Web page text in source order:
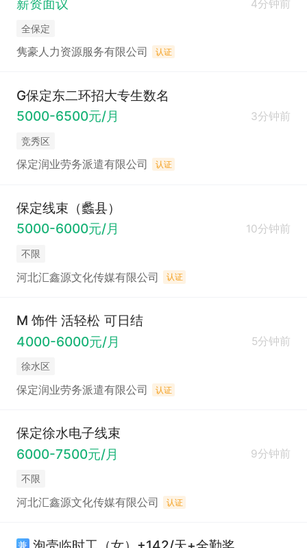
薪资面议 4分钟前
全保定
隽豪人力资源服务有限公司 认证
G保定东二环招大专生数名
5000-6500元/月
3分钟前
竞秀区
保定润业劳务派遣有限公司 认证
保定线束（蠡县）
5000-6000元/月
10分钟前
不限
河北汇鑫源文化传媒有限公司 认证
M 饰件 活轻松 可日结
4000-6000元/月
5分钟前
徐水区
保定润业劳务派遣有限公司 认证
保定徐水电子线束
6000-7500元/月
9分钟前
不限
河北汇鑫源文化传媒有限公司 认证
兼